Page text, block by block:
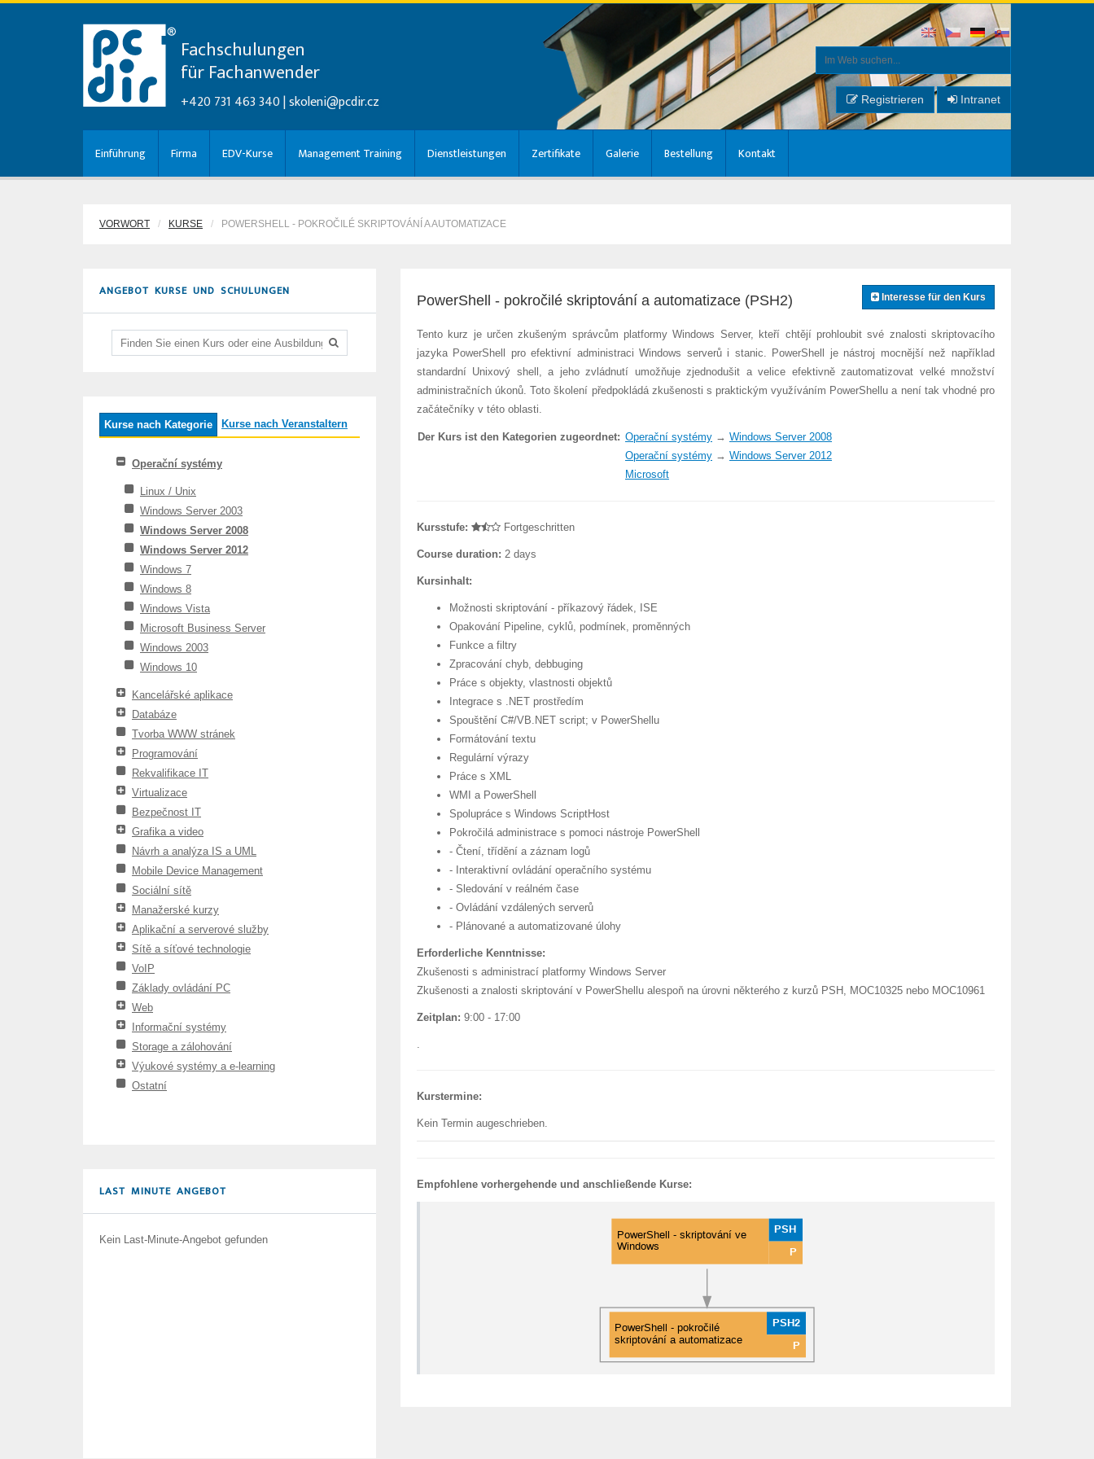
Fachschulungen
für Fachanwender
+420 731 463 340 |skoleni@pcdir.cz Registrieren Intranet
Einführung Firma EDV-Kurse Management Training Dienstleistungen Zertifikate Galerie Bestellung Kontakt
VORWORT KURSE POWERSHELL - POKROČILÉ SKRIPTOVÁNÍ A AUTOMATIZACE
ANGEBOT KURSE UND SCHULUNGEN
Kurse nach Kategorie Kurse nach Veranstaltern
Operační systémy
Linux / Unix
Windows Server 2003
Windows Server 2008
Windows Server 2012
Windows 7
Windows 8
Windows Vista
Microsoft Business Server
Windows 2003
Windows 10
Kancelářské aplikace
Databáze
Tvorba WWW stránek
Programování
Rekvalifikace IT
Virtualizace
Bezpečnost IT
Grafika a video
Návrh a analýza IS a UML
Mobile Device Management
Sociální sítě
Manažerské kurzy
Aplikační a serverové služby
Sítě a síťové technologie
VoIP
Základy ovládání PC
Web
Informační systémy
Storage a zálohování
Výukové systémy a e-learning
Ostatní
LAST MINUTE ANGEBOT
Kein Last-Minute-Angebot gefunden
Interesse für den Kurs
PowerShell - pokročilé skriptování a automatizace (PSH2)
Tento kurz je určen zkušeným správcům platformy Windows Server, kteří chtějí prohloubit své znalosti skriptovacího
jazyka PowerShell pro efektivní administraci Windows serverů i stanic. PowerShell je nástroj mocnější než například
standardní Unixový shell, a jeho zvládnutí umožňuje zjednodušit a velice efektivně zautomatizovat velké množství
administračních úkonů. Toto školení předpokládá zkušenosti s praktickým využíváním PowerShellu a není tak vhodné pro
začátečníky v této oblasti.
Der Kurs ist den Kategorien zugeordnet: Operační systémy→ Windows Server 2008
Operační systémy→ Windows Server 2012
Microsoft
Kursstufe: Fortgeschritten
Course duration: 2 days
Kursinhalt:
Možnosti skriptování - příkazový řádek, ISE
Opakování Pipeline, cyklů, podmínek, proměnných
Funkce a filtry
Zpracování chyb, debbuging
Práce s objekty, vlastnosti objektů
Integrace s .NET prostředím
Spouštění C#/VB.NET script; v PowerShellu
Formátování textu
Regulární výrazy
Práce s XML
WMI a PowerShell
Spolupráce s Windows ScriptHost
Pokročilá administrace s pomoci nástroje PowerShell
- Čtení, třídění a záznam logů
- Interaktivní ovládání operačního systému
- Sledování v reálném čase
- Ovládání vzdálených serverů
- Plánované a automatizované úlohy
Erforderliche Kenntnisse:
Zkušenosti s administrací platformy Windows Server
Zkušenosti a znalosti skriptování v PowerShellu alespoň na úrovni některého z kurzů PSH, MOC10325 nebo MOC10961
Zeitplan: 9:00 - 17:00
.
Kurstermine:
Kein Termin augeschrieben.
Empfohlene vorhergehende und anschließende Kurse: